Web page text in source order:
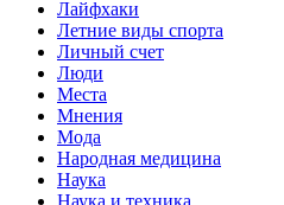
Лайфхаки
Летние виды спорта
Личный счет
Люди
Места
Мнения
Мода
Народная медицина
Наука
Наука и техника